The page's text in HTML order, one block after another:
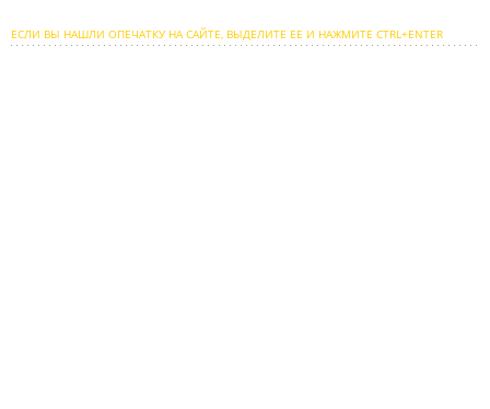
ЕСЛИ ВЫ НАШЛИ ОПЕЧАТКУ НА САЙТЕ, ВЫДЕЛИТЕ ЕЕ И НАЖМИТЕ CTRL+ENTER